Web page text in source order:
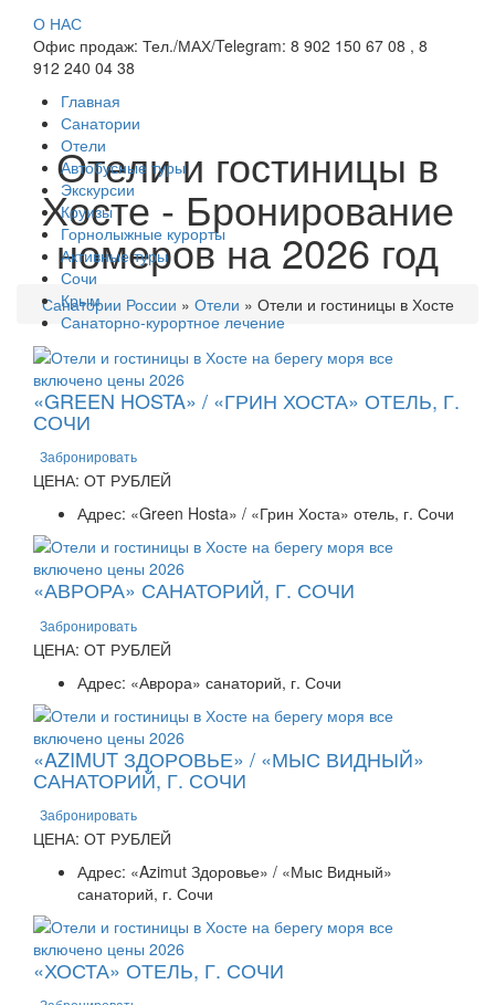
О НАС
Офис продаж: Тел./МАХ/Telegram: 8 902 150 67 08 , 8
912 240 04 38
Главная
Санатории
Отели
Автобусные туры
Экскурсии
Круизы
Горнолыжные курорты
Активные туры
Сочи
Крым
Санаторно-курортное лечение
Отели и гостиницы в
Хосте - Бронирование
номеров на 2026 год
Санатории России » Отели » Отели и гостиницы в Хосте
«GREEN HOSTA» / «ГРИН ХОСТА» ОТЕЛЬ, Г.
СОЧИ
Забронировать
ЦЕНА: ОТ РУБЛЕЙ
Адрес: «Green Hosta» / «Грин Хоста» отель, г. Сочи
«АВРОРА» САНАТОРИЙ, Г. СОЧИ
Забронировать
ЦЕНА: ОТ РУБЛЕЙ
Адрес: «Аврора» санаторий, г. Сочи
«AZIMUT ЗДОРОВЬЕ» / «МЫС ВИДНЫЙ»
САНАТОРИЙ, Г. СОЧИ
Забронировать
ЦЕНА: ОТ РУБЛЕЙ
Адрес: «Azimut Здоровье» / «Мыс Видный»
санаторий, г. Сочи
«ХОСТА» ОТЕЛЬ, Г. СОЧИ